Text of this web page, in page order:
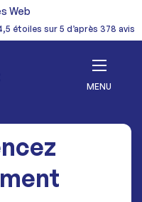
Web
étoiles sur 5 d’après 378 avis
MENU